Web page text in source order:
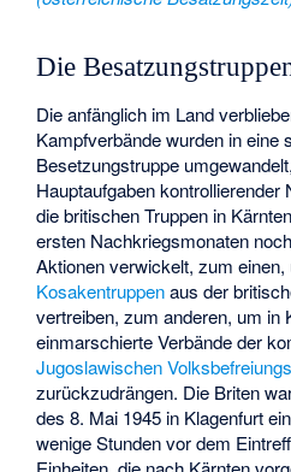
Die
Die anfänglich im Land
Kampfverbände wurden in eine
Besetzungstruppe
Hauptaufgaben kontrollierender
die britischen Truppen in
ersten Nachkriegsmonaten
Aktionen verwickelt, zum
Kosakentruppenaus der
vertreiben, zum anderen, um in
einmarschierte Verbände der
Jugoslawischen
zurückzudrängen. Die Briten
des 8. Mai 1945 in Klagenfurt
wenige Stunden vor dem